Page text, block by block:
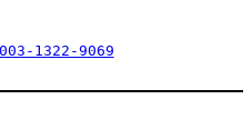
1322-9069